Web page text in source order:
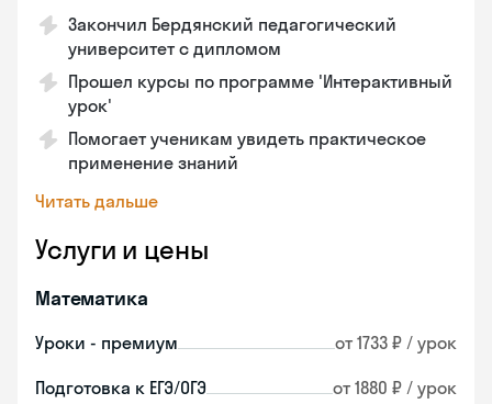
Закончил Бердянский педагогический
университет с дипломом
Прошел курсы по программе 'Интерактивный
урок'
Помогает ученикам увидеть практическое
применение знаний
Читать дальше
Услуги и цены
Математика
Уроки - премиум от 1733 ₽ / урок
Подготовка к ЕГЭ/ОГЭ от 1880 ₽ / урок